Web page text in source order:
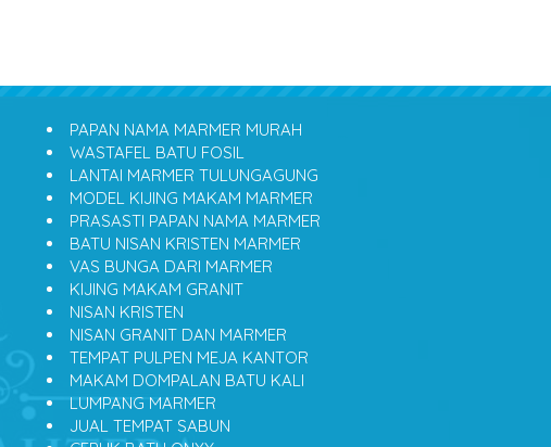
PAPAN NAMA MARMER MURAH
WASTAFEL BATU FOSIL
LANTAI MARMER TULUNGAGUNG
MODEL KIJING MAKAM MARMER
PRASASTI PAPAN NAMA MARMER
BATU NISAN KRISTEN MARMER
VAS BUNGA DARI MARMER
KIJING MAKAM GRANIT
NISAN KRISTEN
NISAN GRANIT DAN MARMER
TEMPAT PULPEN MEJA KANTOR
MAKAM DOMPALAN BATU KALI
LUMPANG MARMER
JUAL TEMPAT SABUN